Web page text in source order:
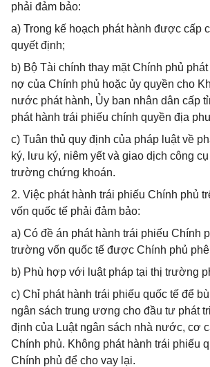
phải đảm bảo:
a) Trong kế hoạch phát hành được cấp
quyết định;
b) Bộ Tài chính thay mặt Chính phủ
nợ của Chính phủ hoặc ủy quyền cho
nước phát hành, Ủy ban nhân dân cấp
phát hành trái phiếu chính quyền địa
c) Tuân thủ quy định của pháp luật về
ký, lưu ký, niêm yết và giao dịch công
trường chứng khoán.
2. Việc phát hành trái phiếu Chính phủ
vốn quốc tế phải đảm bảo:
a) Có đề án phát hành trái phiếu Chính
trường vốn quốc tế được Chính phủ phê
b) Phù hợp với luật pháp tại thị trường
c) Chỉ phát hành trái phiếu quốc tế để
ngân sách trung ương cho đầu tư phát
định của Luật ngân sách nhà nước, cơ
Chính phủ. Không phát hành trái phiếu
Chính phủ để cho vay lại.